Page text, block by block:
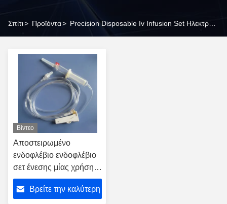
Σπίτι> Προϊόντα>
Βίντεο
Αποστειρωμένο
ενδοφλέβιο ενδοφλέβιο
σετ ένεσης μίας χρήσης
Ελέγχος ακριβούς ροής
Ιατρική έγκριση CE
Βρείτε την καλύτερη